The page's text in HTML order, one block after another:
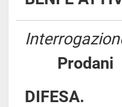
DIFESA.